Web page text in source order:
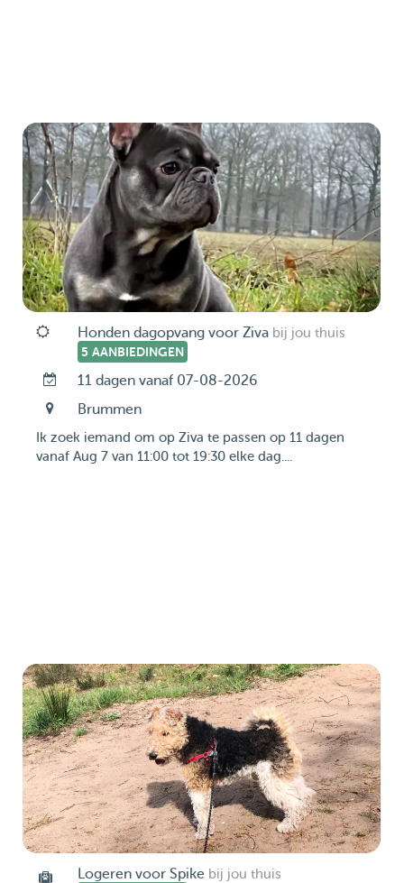
Honden dagopvang voor Ziva bij jou thuis
5 AANBIEDINGEN
11 dagen vanaf 07-08-2026
Brummen
Ik zoek iemand om op Ziva te passen op 11 dagen
vanaf Aug 7 van 11:00 tot 19:30 elke dag....
Logeren voor Spike bij jou thuis